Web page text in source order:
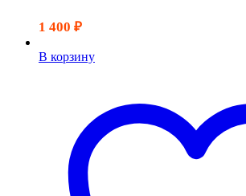
1 400 ₽
В корзину